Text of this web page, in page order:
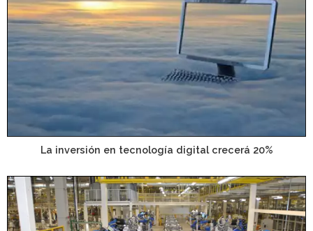
La inversión en tecnología digital crecerá 20%